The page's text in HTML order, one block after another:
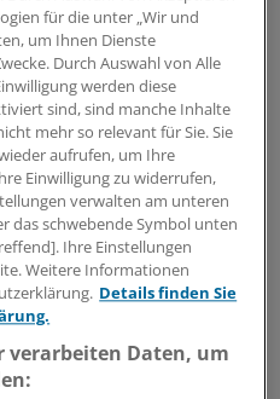
Börse nicht sicher.
eher ein gutes
Stärke Europas und seiner
hat
Zinsen? Sparer mit
angepasst werden,
Banken erst mit großer
an den Sparer
für die unter „Wir und
um Ihnen Dienste
Durch Auswahl von Alle
werden diese
sind, sind manche Inhalte
mehr so relevant für Sie. Sie
aufrufen, um Ihre
Einwilligung zu widerrufen,
verwalten am unteren
das schwebende Symbol unten
Ihre Einstellungen
Weitere Informationen
Details finden Sie
verarbeiten Daten, um